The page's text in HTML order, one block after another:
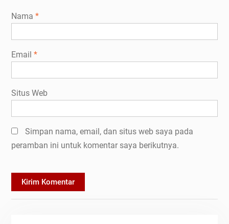
Nama *
Email *
Situs Web
Simpan nama, email, dan situs web saya pada
peramban ini untuk komentar saya berikutnya.